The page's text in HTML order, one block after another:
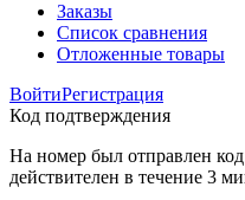
Заказы
Список сравнения
Отложенные товары
ВойтиРегистрация
Код подтверждения
На номер был отправлен
действителен в течение 3